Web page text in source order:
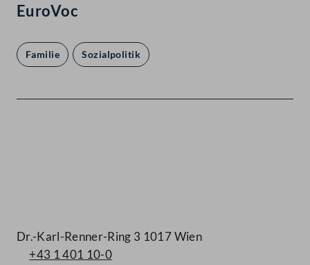
EuroVoc
Familie Sozialpolitik
Dr.-Karl-Renner-Ring 3 1017 Wien
+43 1 401 10-0